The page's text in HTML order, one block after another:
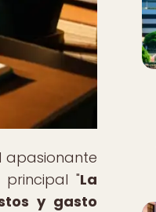
apasionante
"La
y gasto